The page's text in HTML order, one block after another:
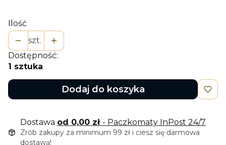
Ilość
szt.
Dostępność:
1 sztuka
Dodaj do koszyka
Dostawa od 0,00 zł - Paczkomaty InPost 24/7
Zrób zakupy za minimum 99 zł i ciesz się darmowa
dostawą!